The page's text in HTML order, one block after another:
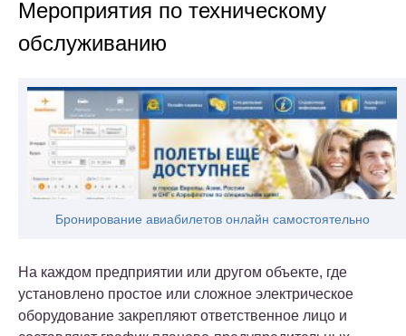
Мероприятия по техническому
обслуживанию
Бронирование авиабилетов онлайн самостоятельно
На каждом предприятии или другом объекте, где
установлено простое или сложное электрическое
оборудование закрепляют ответственное лицо и